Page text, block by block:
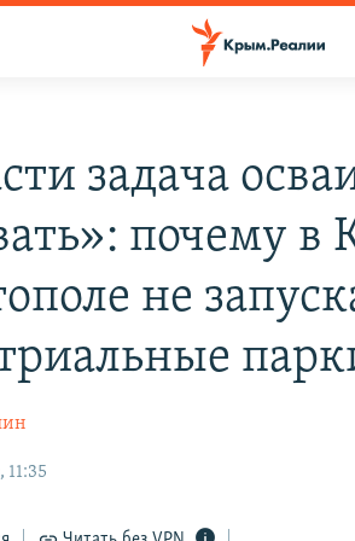
задача
почему в
не
11:35